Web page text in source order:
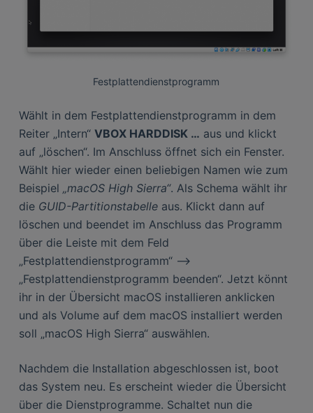
Festplattendienstprogramm
Wählt in dem Festplattendienstprogramm in dem
Reiter „Intern“ VBOX HARDDISK … aus und klickt
auf „löschen“. Im Anschluss öffnet sich ein Fenster.
Wählt hier wieder einen beliebigen Namen wie zum
Beispiel „macOS High Sierra“. Als Schema wählt ihr
die GUID-Partitionstabelleaus. Klickt dann auf
löschen und beendet im Anschluss das Programm
über die Leiste mit dem Feld
„Festplattendienstprogramm“ –>
„Festplattendienstprogramm beenden“. Jetzt könnt
ihr in der Übersicht macOS installieren anklicken
und als Volume auf dem macOS installiert werden
soll „macOS High Sierra“ auswählen.
Nachdem die Installation abgeschlossen ist, boot
das System neu. Es erscheint wieder die Übersicht
über die Dienstprogramme. Schaltet nun die